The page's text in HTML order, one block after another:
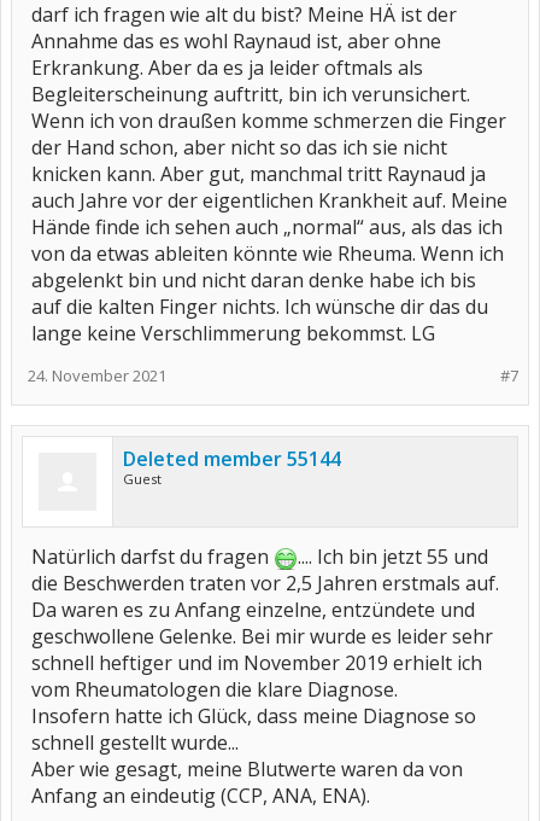
darf ich fragen wie alt du bist? Meine HÄ ist der
Annahme das es wohl Raynaud ist, aber ohne
Erkrankung. Aber da es ja leider oftmals als
Begleiterscheinung auftritt, bin ich verunsichert.
Wenn ich von draußen komme schmerzen die Finger
der Hand schon, aber nicht so das ich sie nicht
knicken kann. Aber gut, manchmal tritt Raynaud ja
auch Jahre vor der eigentlichen Krankheit auf. Meine
Hände finde ich sehen auch „normal“ aus, als das ich
von da etwas ableiten könnte wie Rheuma. Wenn ich
abgelenkt bin und nicht daran denke habe ich bis
auf die kalten Finger nichts. Ich wünsche dir das du
lange keine Verschlimmerung bekommst. LG
#7
24. November 2021
Deleted member 55144
Guest
Natürlich darfst du fragen
.... Ich bin jetzt 55 und
die Beschwerden traten vor 2,5 Jahren erstmals auf.
Da waren es zu Anfang einzelne, entzündete und
geschwollene Gelenke. Bei mir wurde es leider sehr
schnell heftiger und im November 2019 erhielt ich
vom Rheumatologen die klare Diagnose.
Insofern hatte ich Glück, dass meine Diagnose so
schnell gestellt wurde...
Aber wie gesagt, meine Blutwerte waren da von
Anfang an eindeutig (CCP, ANA, ENA).